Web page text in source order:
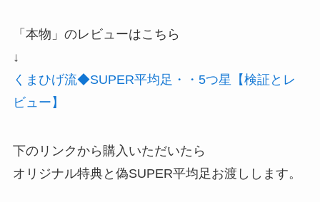
「本物」のレビューはこちら
↓
くまひげ流◆SUPER平均足・・5つ星【検証とレ
ビュー】
下のリンクから購入いただいたら
オリジナル特典と偽SUPER平均足お渡しします。